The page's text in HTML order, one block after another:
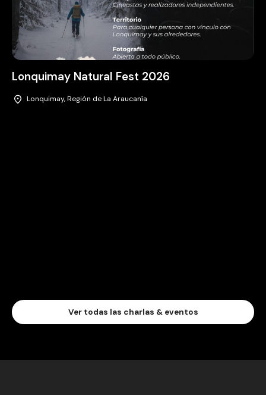
Lonquimay Natural Fest 2026
Lonquimay, Región de La Araucanía
Ver todas las charlas & eventos